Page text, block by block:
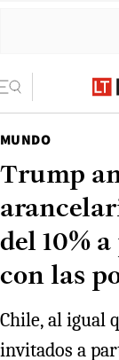
MUNDO
Trump
del 10%
con las
Chile, al igual
invitados a